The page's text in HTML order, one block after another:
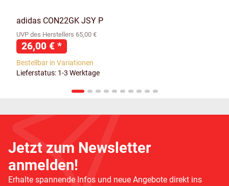
adidas CON22GK JSY P
UVP des Herstellers 65,00 €
26,00 € *
Bestellbar in Variationen
Lieferstatus: 1-3 Werktage
Jetzt zum Newsletter
anmelden!
Erhalte spannende Infos und neue Angebote direkt ins